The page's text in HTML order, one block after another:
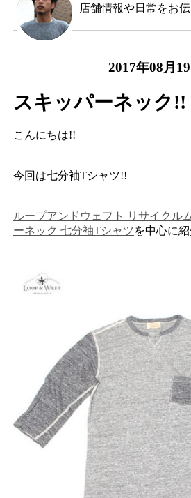
店舗情報や日常をお
2017年08月19
スキッパーネック!!
こんにちは!!
今回は七分袖Tシャツ!!
ループアンドウェフト リサイクル
ーネック 七分袖Tシャツを中心に